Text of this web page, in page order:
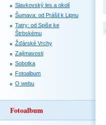
Slavkovský les a okolí
Šumava: od Prášil k Lipnu
Tatry: od Spiše ke
Štrbskému
Žďárské Vrchy
Zajímavosti
Sobotka
Fotoalbum
O webu
Fotoalbum